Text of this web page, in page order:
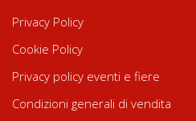
Privacy Policy
Cookie Policy
Privacy policy eventi e fiere
Condizioni generali di vendita